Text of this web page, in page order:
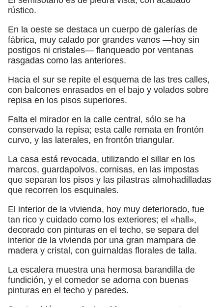
rústico.
En la oeste se destaca un cuerpo de galerías de
fábrica, muy calado por grandes vanos —hoy sin
postigos ni cristales— flanqueado por ventanas
rasgadas como las anteriores.
Hacia el sur se repite el esquema de las tres calles,
con balcones enrasados en el bajo y volados sobre
repisa en los pisos superiores.
Falta el mirador en la calle central, sólo se ha
conservado la repisa; esta calle remata en frontón
curvo, y las laterales, en frontón triangular.
La casa está revocada, utilizando el sillar en los
marcos, guardapolvos, cornisas, en las impostas
que separan los pisos y las pilastras almohadilladas
que recorren los esquinales.
El interior de la vivienda, hoy muy deteriorado, fue
tan rico y cuidado como los exteriores; el «hall»,
decorado con pinturas en el techo, se separa del
interior de la vivienda por una gran mampara de
madera y cristal, con guirnaldas florales de talla.
La escalera muestra una hermosa barandilla de
fundición, y el comedor se adorna con buenas
pinturas en el techo y paredes.